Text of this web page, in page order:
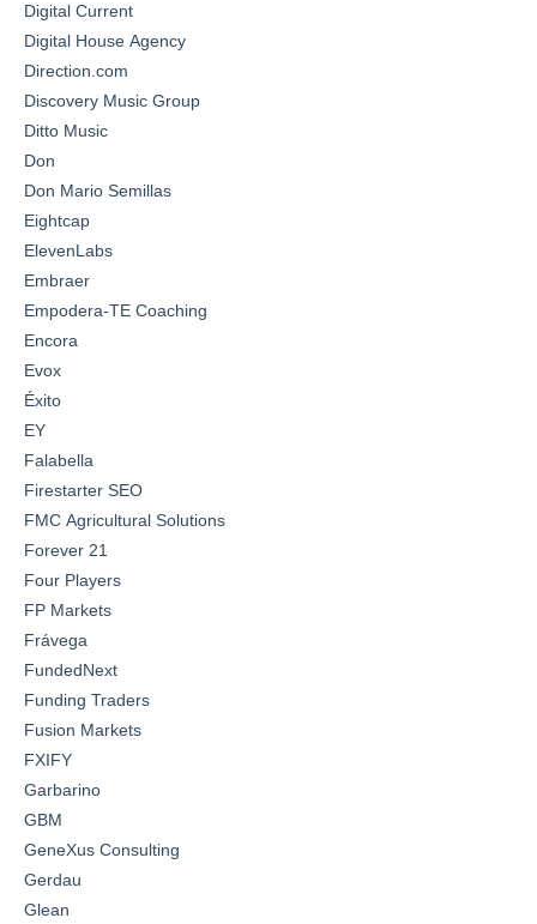
Digital Current
Digital House Agency
Direction.com
Discovery Music Group
Ditto Music
Don
Don Mario Semillas
Eightcap
ElevenLabs
Embraer
Empodera-TE Coaching
Encora
Evox
Éxito
EY
Falabella
Firestarter SEO
FMC Agricultural Solutions
Forever 21
Four Players
FP Markets
Frávega
FundedNext
Funding Traders
Fusion Markets
FXIFY
Garbarino
GBM
GeneXus Consulting
Gerdau
Glean